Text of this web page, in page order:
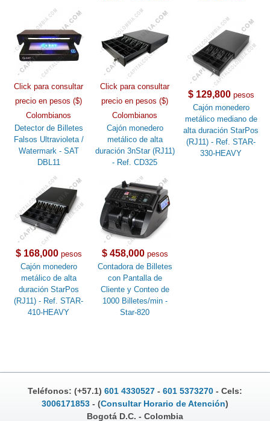
Click para consultar
precio en pesos ($)
Colombianos
Detector de Billetes
Falsos Ultravioleta /
Watermark - SAT
DBL11
Click para consultar
precio en pesos ($)
Colombianos
Cajón monedero
metálico de alta
duración 3nStar (RJ11)
- Ref. CD325
$ 129,800pesos
Cajón monedero
metálico mediano de
alta duración StarPos
(RJ11) - Ref. STAR-
330-HEAVY
$ 168,000pesos
Cajón monedero
metálico de alta
duración StarPos
(RJ11) - Ref. STAR-
410-HEAVY
$ 458,000pesos
Contadora de Billetes
con Pantalla de
Cliente y Conteo de
1000 Billetes/min -
Star-820
Teléfonos: (+57.1) 601 4330527 - 601 5373270 - Cels:
3006171853 - (Consultar Horario de Atención)
Bogotá D.C. - Colombia